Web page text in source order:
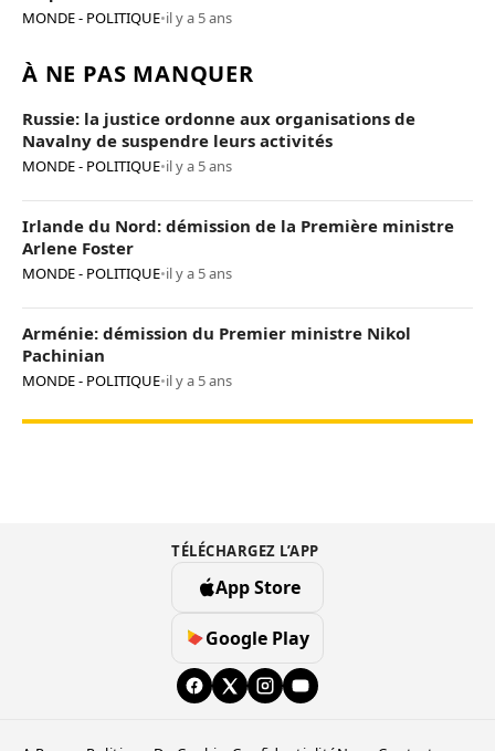
MONDE - POLITIQUE•il y a 5 ans
À NE PAS MANQUER
Russie: la justice ordonne aux organisations de
Navalny de suspendre leurs activités
MONDE - POLITIQUE•il y a 5 ans
Irlande du Nord: démission de la Première ministre
Arlene Foster
MONDE - POLITIQUE•il y a 5 ans
Arménie: démission du Premier ministre Nikol
Pachinian
MONDE - POLITIQUE•il y a 5 ans
TÉLÉCHARGEZ L’APP
App Store
Google Play